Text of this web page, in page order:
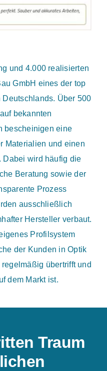
und 4.000 realisierten
GmbH eines der top
Über 500
bekannten
bescheinigen eine
Materialien und einen
Dabei wird häufig die
Beratung sowie der
Prozess
ausschließlich
Hersteller verbaut.
Profilsystem
der Kunden in Optik
übertrifft und
dem Markt ist.
Traum